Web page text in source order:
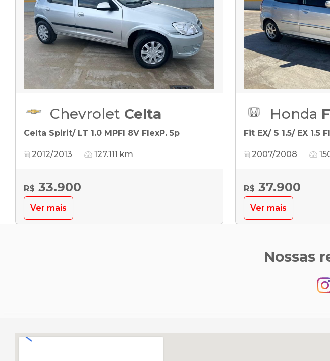
Chevrolet Celta
Celta Spirit/ LT 1.0 MPFI 8V FlexP. 5p
2012/2013 127.111 km
R$ 33.900
Ver mais
Honda
Fit EX/ S 1.5/ EX 1.5
2007/2008
R$ 37.900
Ver mais
Nossas